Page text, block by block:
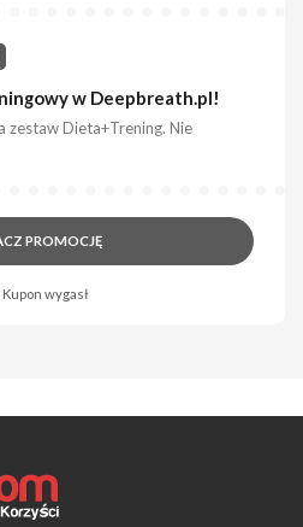
w Deepbreath.pl!
zestaw Dieta+Trening. Nie
PROMOCJĘ
Kupon wygasł